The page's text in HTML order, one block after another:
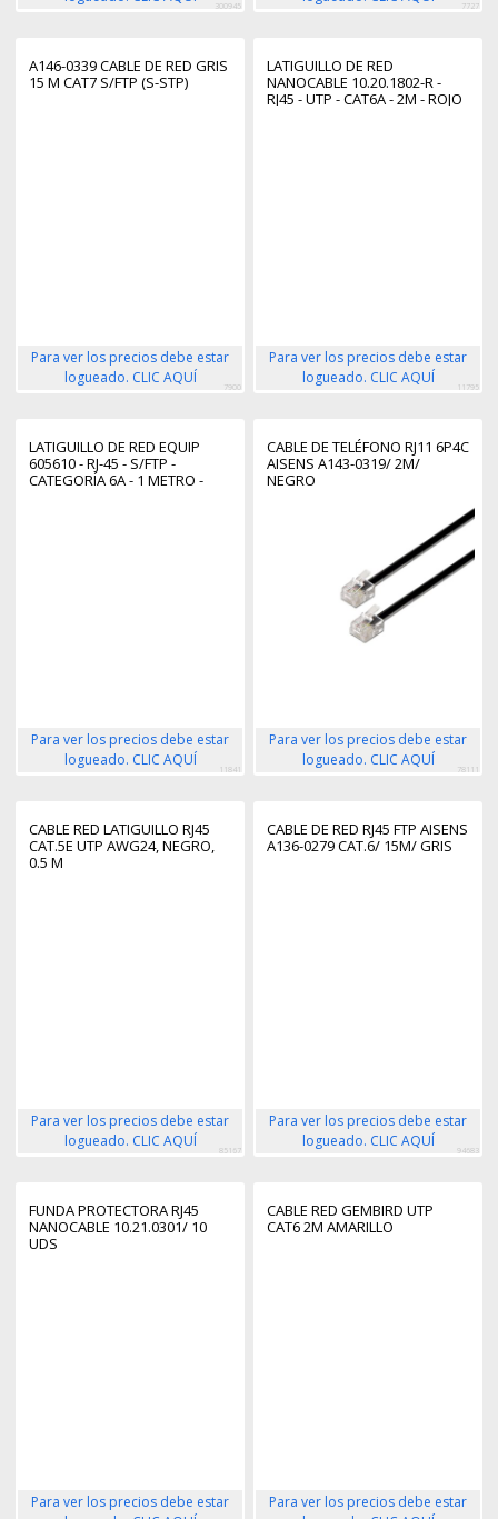
300945 7727
A146-0339 CABLE DE RED GRIS
15 M CAT7 S/FTP (S-STP)
Para ver los precios debe estar
logueado. CLIC AQUÍ
7900
LATIGUILLO DE RED
NANOCABLE 10.20.1802-R -
RJ45 - UTP - CAT6A - 2M - ROJO
Para ver los precios debe estar
logueado. CLIC AQUÍ
11795
LATIGUILLO DE RED EQUIP
605610 - RJ-45 - S/FTP -
CATEGORÍA 6A - 1 METRO -
Para ver los precios debe estar
logueado. CLIC AQUÍ
11841
CABLE DE TELÉFONO RJ11 6P4C
AISENS A143-0319/ 2M/
NEGRO
Para ver los precios debe estar
logueado. CLIC AQUÍ
78111
CABLE RED LATIGUILLO RJ45
CAT.5E UTP AWG24, NEGRO,
0.5 M
Para ver los precios debe estar
logueado. CLIC AQUÍ
85167
CABLE DE RED RJ45 FTP AISENS
A136-0279 CAT.6/ 15M/ GRIS
Para ver los precios debe estar
logueado. CLIC AQUÍ
94683
FUNDA PROTECTORA RJ45
NANOCABLE 10.21.0301/ 10
UDS
Para ver los precios debe estar
CABLE RED GEMBIRD UTP
CAT6 2M AMARILLO
Para ver los precios debe estar